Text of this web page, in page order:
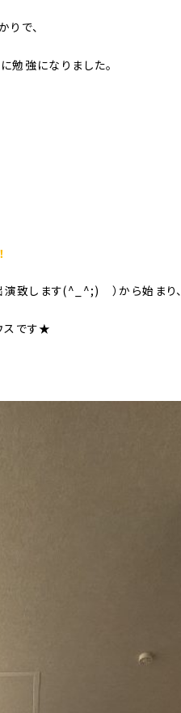
で、
勉強になりました。
致します(^_^;) ）から始まり、
スです★